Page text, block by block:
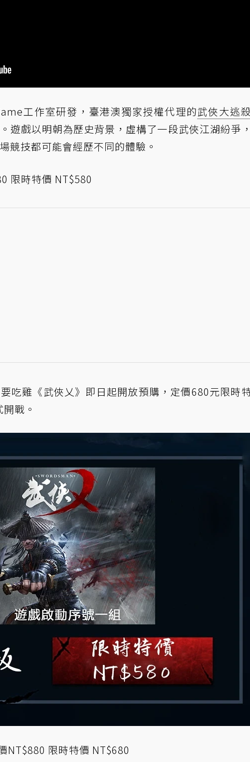
工作室研發，臺港澳獨家授權代理的武俠大逃
遊戲以明朝為歷史背景，虛構了一段武俠江湖紛爭
競技都可能會經歷不同的體驗。
限時特價 NT$580
吃雞《武俠乂》即日起開放預購，定價680元限時
戰。
NT$880 限時特價 NT$680